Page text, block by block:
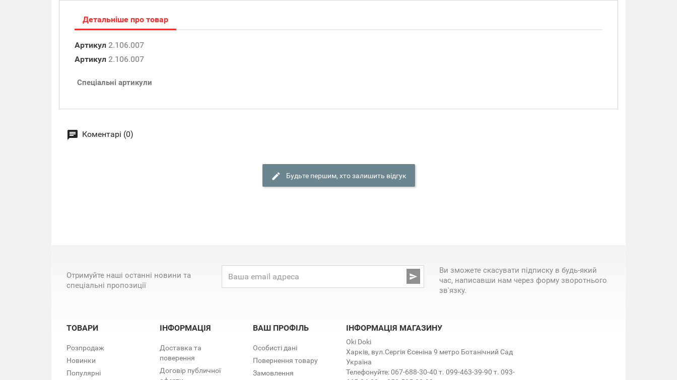
Детальніше про товар
Артикул 2.106.007
Артикул 2.106.007
Спеціальні артикули
Коментарі (0)
Будьте першим, хто залишить відгук
Отримуйте наші останні новини та
спеціальні пропозиції

Ви зможете скасувати підписку в будь-який
час, написавши нам через форму зворотнього
зв'язку.
ТОВАРИ
Розпродаж
Новинки
Популярні
ІНФОРМАЦІЯ
Доставка та
поверення
Договір публичної
ВАШ ПРОФІЛЬ
Особисті дані
Повернення товару
Замовлення
ІНФОРМАЦІЯ МАГАЗИНУ
Oki Doki
Харків, вул.Сергія Єсеніна 9 метро Ботанічний Сад
Україна
Телефонуйте:067-688-30-40 т. 099-463-39-90 т. 093-